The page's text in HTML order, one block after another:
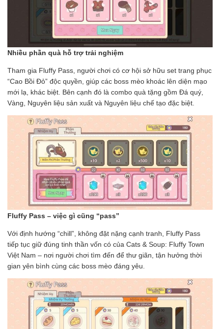
Nhiều phần quà hỗ trợ trải nghiệm
Tham gia Fluffy Pass, người chơi có cơ hội sở hữu set trang phục
“Cao Bồi Đỏ” độc quyền, giúp các boss mèo khoác lên diện mạo
mới lạ, khác biệt. Bên cạnh đó là combo quà tặng gồm Đá quý,
Vàng, Nguyên liệu sản xuất và Nguyên liệu chế tạo đặc biệt.
Fluffy Pass – việc gì cũng “pass”
Với định hướng “chill”, không đặt nặng cạnh tranh, Fluffy Pass
tiếp tục giữ đúng tinh thần vốn có của Cats & Soup: Fluffy Town
Việt Nam – nơi người chơi tìm đến để thư giãn, tận hưởng thời
gian yên bình cùng các boss mèo đáng yêu.